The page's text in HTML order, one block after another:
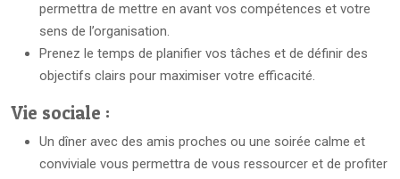
permettra de mettre en avant vos compétences et votre
sens de l’organisation.
Prenez le temps de planifier vos tâches et de définir des
objectifs clairs pour maximiser votre efficacité.
Vie sociale :
Un dîner avec des amis proches ou une soirée calme et
conviviale vous permettra de vous ressourcer et de profiter